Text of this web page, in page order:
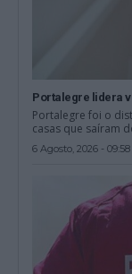
Portalegre lidera
Portalegre foi o
casas que saíram
6 Agosto, 2026 - 09:58